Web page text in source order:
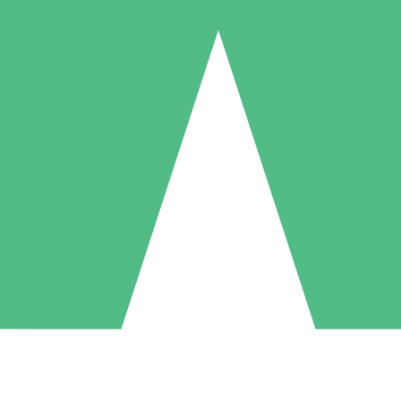
Individuele Creditpakketten
per gebruik met downloadtegoeden. Geen maandelijkse verplichting
5 Downloaden
US$